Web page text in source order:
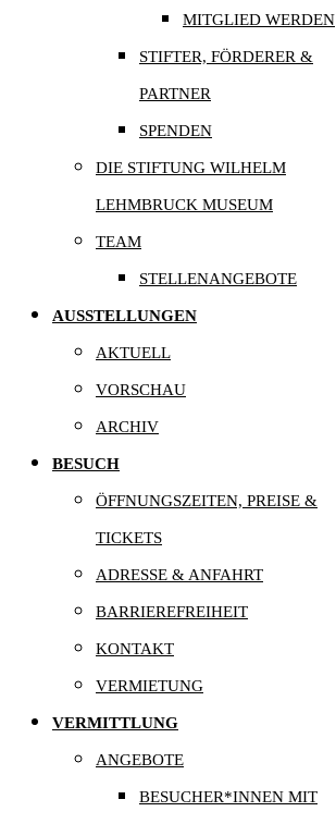
MITGLIED WERDEN
STIFTER, FÖRDERER &
PARTNER
SPENDEN
DIE STIFTUNG WILHELM
LEHMBRUCK MUSEUM
TEAM
STELLENANGEBOTE
AUSSTELLUNGEN
AKTUELL
VORSCHAU
ARCHIV
BESUCH
ÖFFNUNGSZEITEN, PREISE &
TICKETS
ADRESSE & ANFAHRT
BARRIEREFREIHEIT
KONTAKT
VERMIETUNG
VERMITTLUNG
ANGEBOTE
BESUCHER*INNEN MIT